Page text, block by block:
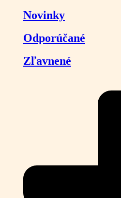
Novinky
Odporúčané
Zľavnené